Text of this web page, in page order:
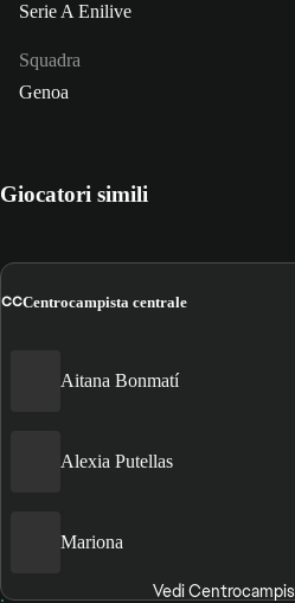
Serie A Enilive
Squadra
Genoa
Giocatori simili
CCCentrocampista centrale
Aitana Bonmatí
Alexia Putellas
Mariona
Vedi